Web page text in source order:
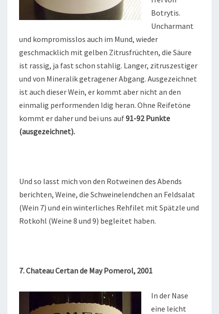
Botrytis.
Uncharmant
und kompromisslos auch im Mund, wieder
geschmacklich mit gelben Zitrusfrüchten, die Säure
ist rassig, ja fast schon stahlig. Langer, zitruszestiger
und von Mineralik getragener Abgang. Ausgezeichnet
ist auch dieser Wein, er kommt aber nicht an den
einmalig performenden Idig heran. Ohne Reifetöne
kommt er daher und bei uns auf91-92 Punkte
(ausgezeichnet).
Und so lasst mich von den Rotweinen des Abends
berichten, Weine, die Schweinelendchen an Feldsalat
(Wein 7) und ein winterliches Rehfilet mit Spätzle und
Rotkohl (Weine 8 und 9) begleitet haben.
7. Chateau Certan de May Pomerol, 2001
In der Nase
eine leicht